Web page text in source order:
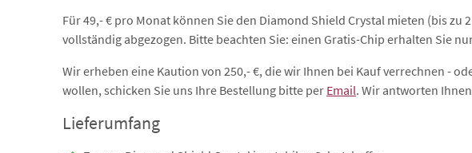
Für 49,- € pro Monat können Sie den Diamond Shield Crystal mieten (bis
vollständig abgezogen. Bitte beachten Sie: einen Gratis-Chip erhalten Sie
Wir erheben eine Kaution von 250,- €, die wir Ihnen bei Kauf verrechnen -
wollen, schicken Sie uns Ihre Bestellung bitte per Email. Wir antworten
Lieferumfang